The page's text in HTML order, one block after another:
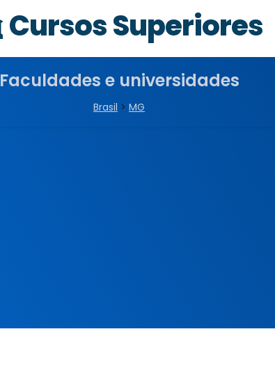
Cursos Superiores
Faculdades e universidades
Brasil > MG